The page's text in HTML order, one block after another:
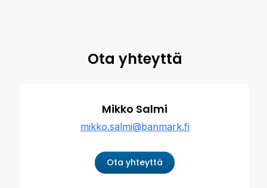
Ota yhteyttä
Mikko Salmi
mikko.salmi@banmark.fi
Ota yhteyttä